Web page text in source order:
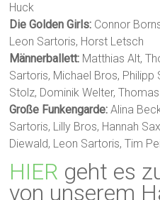
Huck
Die Golden Girls: Connor
Leon Sartoris, Horst Letsch
Männerballett: Matthias Alt,
Sartoris, Michael Bros,
Stolz, Dominik Welter,
Große Funkengarde: Alina
Sartoris, Lilly Bros, Hannah
Diewald, Leon Sartoris, Tim
HIER geht es
von unserem